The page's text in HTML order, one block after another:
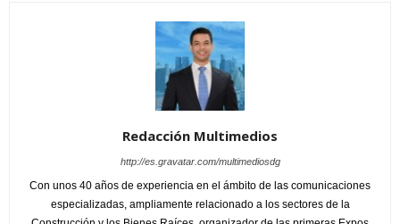
Redacción Multimedios
http://es.gravatar.com/multimediosdg
Con unos 40 años de experiencia en el ámbito de las comunicaciones
especializadas, ampliamente relacionado a los sectores de la